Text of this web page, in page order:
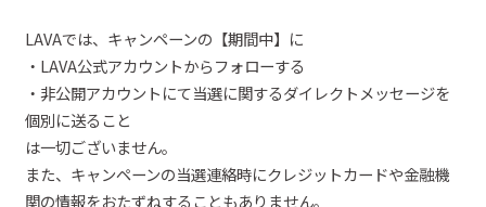
LAVAでは、キャンペーンの【期間中】に
・LAVA公式アカウントからフォローする
・ 非公開アカウントにて当選に関するダイレクトメッセージを
個別に送ること
は一切ございません。
また、 キャンペーンの当選連絡時にクレジットカードや金融機
関の情報をおたずねすることもありません。